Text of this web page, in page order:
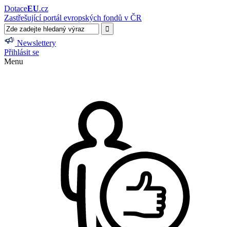
DotaceEU.cz
Zastřešující portál evropských fondů v ČR
Newslettery
Přihlásit se
Menu